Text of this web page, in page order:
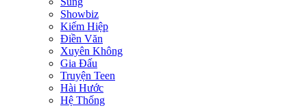
Showbiz
Kiếm Hiệp
Điền Văn
Xuyên Không
Gia Đấu
Truyện Teen
Hài Hước
Hệ Thống